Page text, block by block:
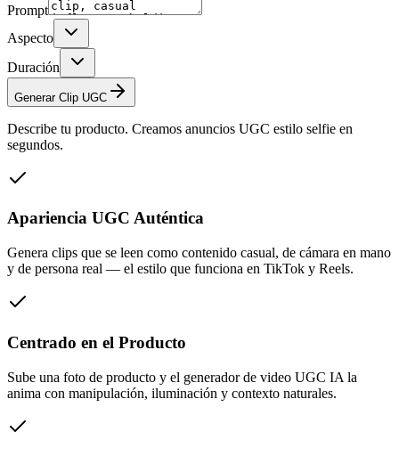
Prompt
Aspecto
Duración
Generar Clip UGC
Describe tu producto. Creamos anuncios UGC estilo selfie en
segundos.
Apariencia UGC Auténtica
Genera clips que se leen como contenido casual, de cámara en mano
y de persona real — el estilo que funciona en TikTok y Reels.
Centrado en el Producto
Sube una foto de producto y el generador de video UGC IA la
anima con manipulación, iluminación y contexto naturales.